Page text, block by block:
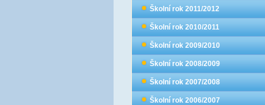
Školní rok 2011/2012
Školní rok 2010/2011
Školní rok 2009/2010
Školní rok 2008/2009
Školní rok 2007/2008
Školní rok 2006/2007